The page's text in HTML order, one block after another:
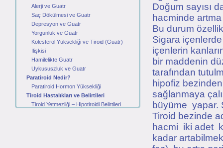
Alerji ve Guatr
Saç Dökülmesi ve Guatr
Depresyon ve Guatr
Yorgunluk ve Guatr
Kolesterol Yüksekliği ve Tiroid (Guatr)
İlişkisi
Hamilelikte Guatr
Uykususzluk ve Guatr
Paratiroid Nedir?
Paratiroid Hormon Yüksekliği
Tiroid Hastalıkları ve Belirtileri
Tiroid Yetmezliği – Hipotiroidi Belirtileri
Doğum sayısı
hacminde artma
Bu durum
Sigara
içenlerin
bir maddenin
tarafından
hipofiz
sağlanmaya
büyüme yapar.
Tiroid bezinde
hacmi iki adet
kadar